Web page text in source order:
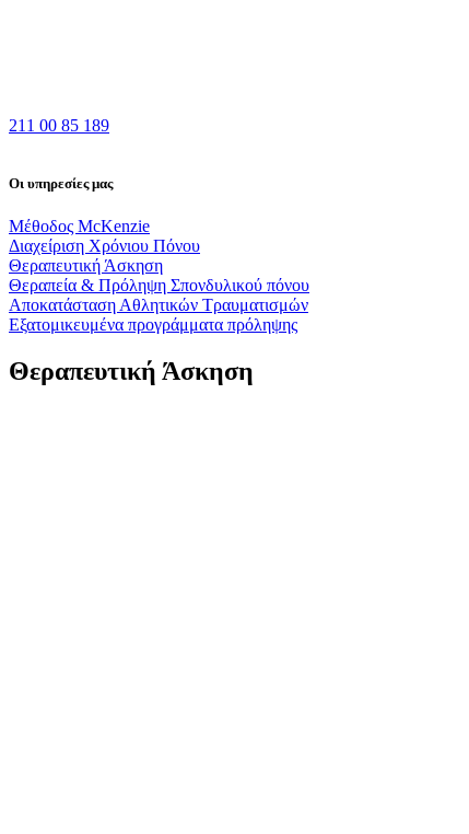
211 00 85 189
Οι υπηρεσίες μας
Μέθοδος McKenzie
Διαχείριση Χρόνιου Πόνου
Θεραπευτική Άσκηση
Θεραπεία & Πρόληψη Σπονδυλικού πόνου
Αποκατάσταση Αθλητικών Τραυματισμών
Εξατομικευμένα προγράμματα πρόληψης
Θεραπευτική Άσκηση